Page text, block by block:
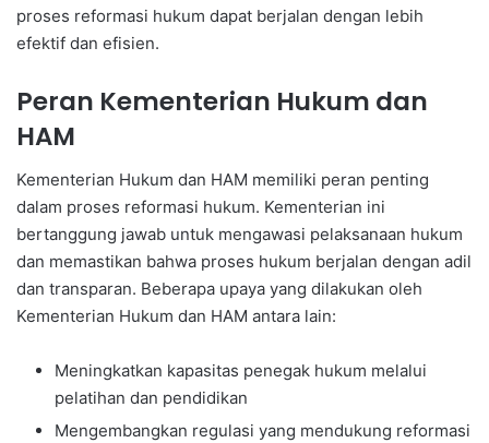
proses reformasi hukum dapat berjalan dengan lebih
efektif dan efisien.
Peran Kementerian Hukum dan
HAM
Kementerian Hukum dan HAM memiliki peran penting
dalam proses reformasi hukum. Kementerian ini
bertanggung jawab untuk mengawasi pelaksanaan hukum
dan memastikan bahwa proses hukum berjalan dengan adil
dan transparan. Beberapa upaya yang dilakukan oleh
Kementerian Hukum dan HAM antara lain:
Meningkatkan kapasitas penegak hukum melalui
pelatihan dan pendidikan
Mengembangkan regulasi yang mendukung reformasi